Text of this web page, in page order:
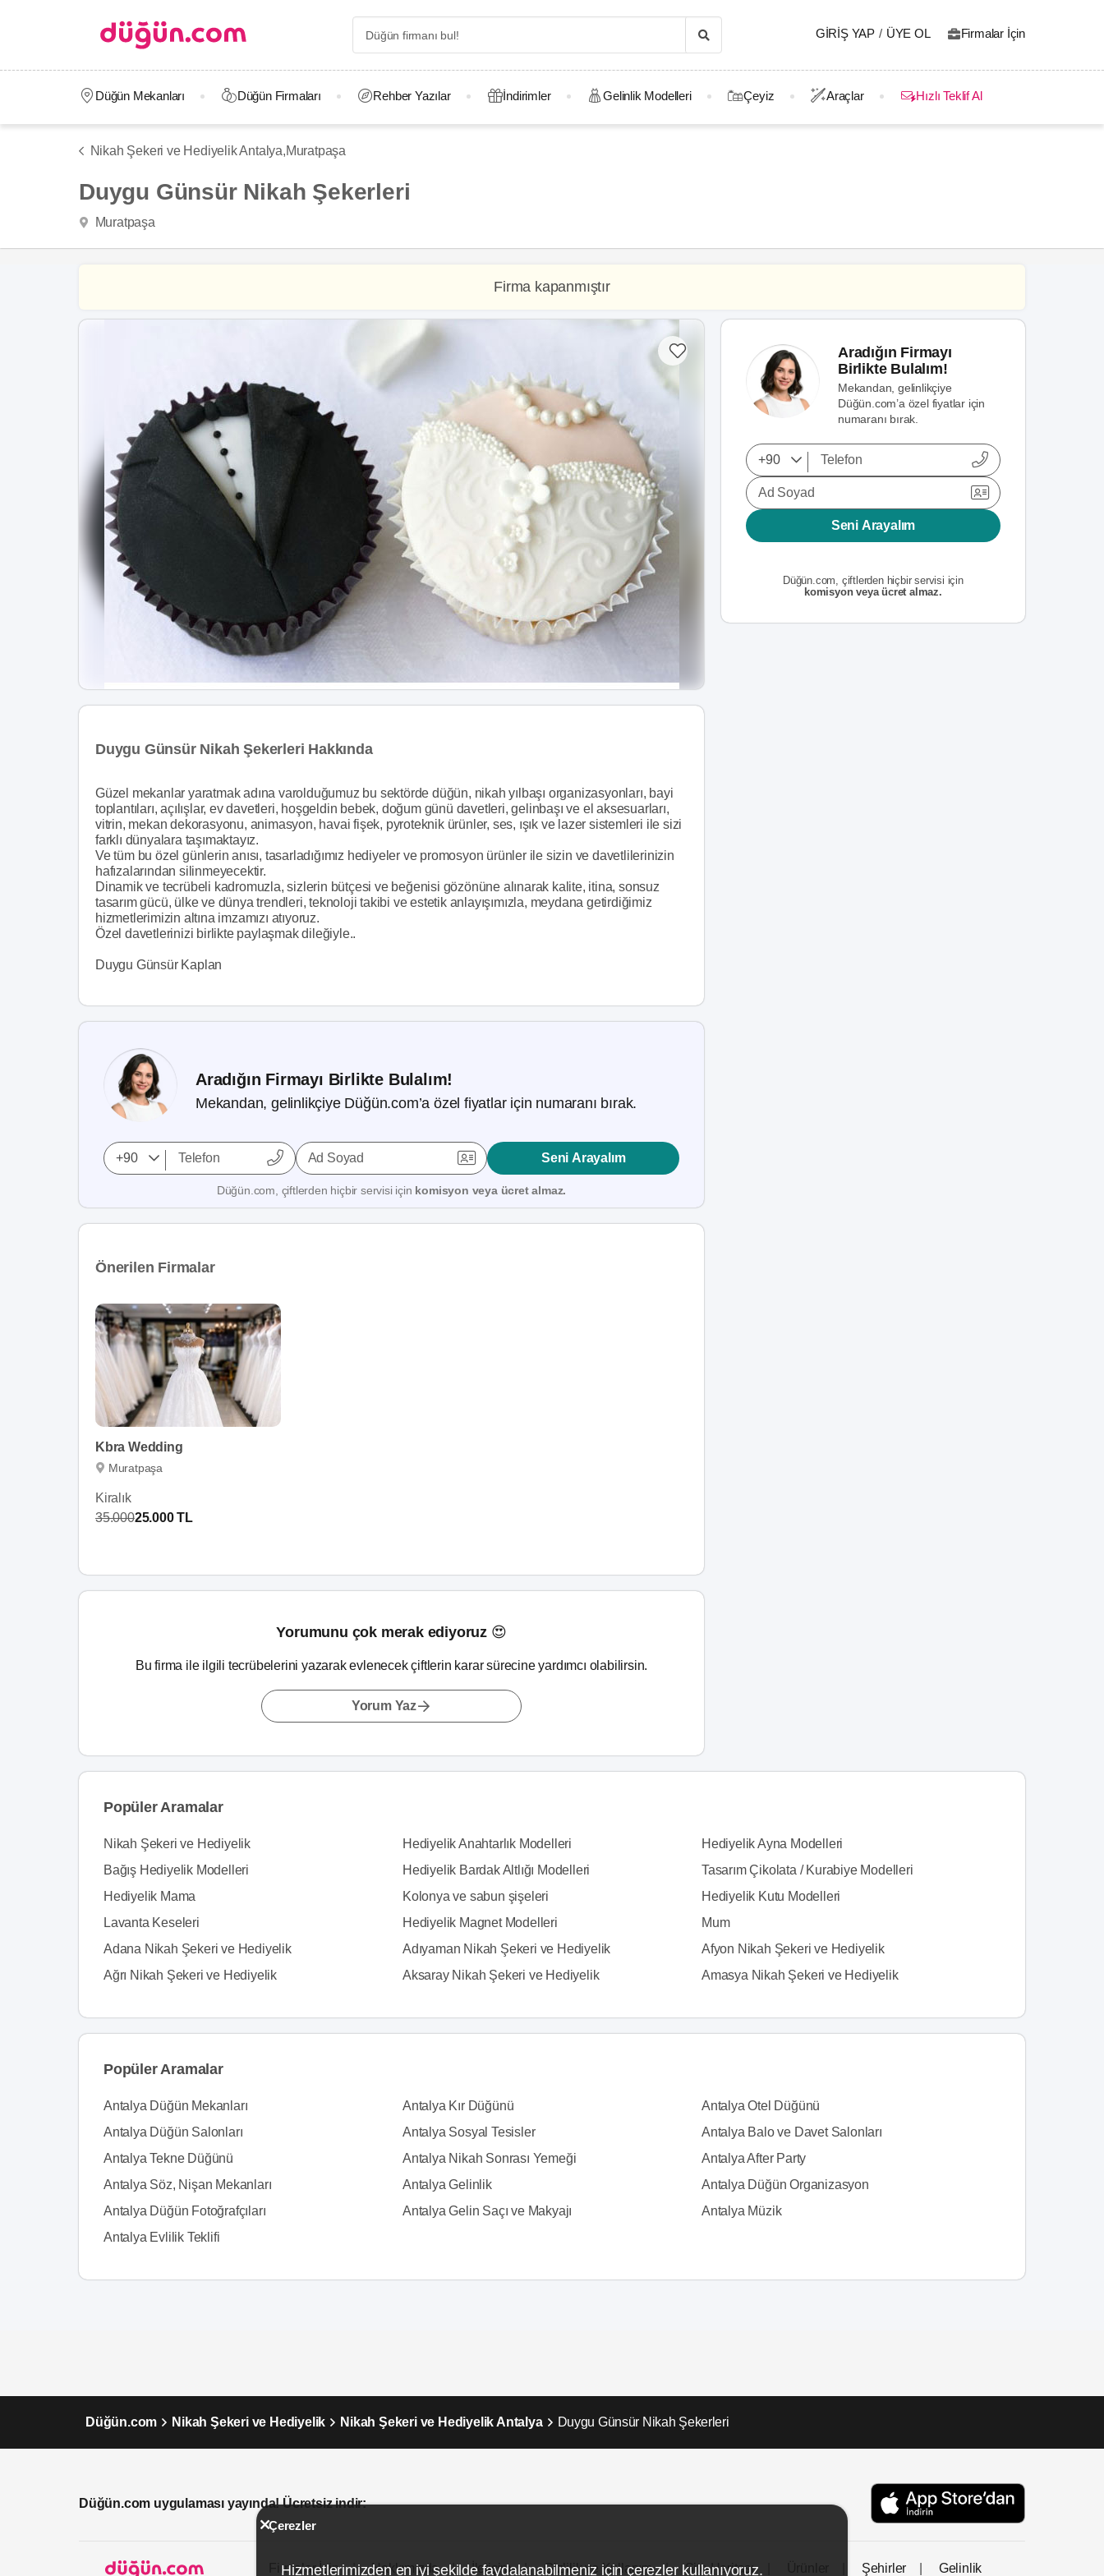
GIRIŞ YAP / ÜYE OL Firmalar İçin
Düğün Mekanları Düğün Firmaları Rehber Yazılar İndirimler Gelinlik Modelleri Çeyiz Araçlar Hızlı Teklif Al
Nikah Şekeri ve Hediyelik Antalya,Muratpaşa
Duygu Günsür Nikah Şekerleri
Muratpaşa
Firma kapanmıştır
Duygu Günsür Nikah Şekerleri Hakkında
Güzel mekanlar yaratmak adına varolduğumuz bu sektörde düğün, nikah yılbaşı organizasyonları, bayi
toplantıları, açılışlar, ev davetleri, hoşgeldin bebek, doğum günü davetleri, gelinbaşı ve el aksesuarları,
vitrin, mekan dekorasyonu, animasyon, havai fişek, pyroteknik ürünler, ses, ışık ve lazer sistemleri ile sizi
farklı dünyalara taşımaktayız.
Ve tüm bu özel günlerin anısı, tasarladığımız hediyeler ve promosyon ürünler ile sizin ve davetlilerinizin
hafızalarından silinmeyecektir.
Dinamik ve tecrübeli kadromuzla, sizlerin bütçesi ve beğenisi gözönüne alınarak kalite, itina, sonsuz
tasarım gücü, ülke ve dünya trendleri, teknoloji takibi ve estetik anlayışımızla, meydana getirdiğimiz
hizmetlerimizin altına imzamızı atıyoruz.
Özel davetlerinizi birlikte paylaşmak dileğiyle..
Duygu Günsür Kaplan
Aradığın Firmayı Birlikte Bulalım!
Mekandan, gelinlikçiye Düğün.com’a özel fiyatlar için numaranı bırak.
Ad Soyad Seni Arayalım
Düğün.com, çiftlerden hiçbir servisi için komisyon veya ücret almaz.
Önerilen Firmalar
Kbra Wedding
Muratpaşa
Kiralık
35.00025.000 TL
Yorumunu çok merak ediyoruz 😍
Bu firma ile ilgili tecrübelerini yazarak evlenecek çiftlerin karar sürecine yardımcı olabilirsin.
Yorum Yaz
Aradığın Firmayı
Birlikte Bulalım!
Mekandan, gelinlikçiye
Düğün.com’a özel fiyatlar için
numaranı bırak.
Ad Soyad
Seni Arayalım
Düğün.com, çiftlerden hiçbir servisi için
komisyon veya ücret almaz.
Popüler Aramalar
Nikah Şekeri ve Hediyelik Hediyelik Anahtarlık Modelleri
Hediyelik Ayna Modelleri
Bağış Hediyelik Modelleri
Hediyelik Bardak Altlığı Modelleri
Tasarım Çikolata / Kurabiye Modelleri
Hediyelik Mama
Kolonya ve sabun şişeleri
Hediyelik Kutu Modelleri
Lavanta Keseleri
Hediyelik Magnet Modelleri
Mum
Adana Nikah Şekeri ve Hediyelik
Adıyaman Nikah Şekeri ve Hediyelik
Afyon Nikah Şekeri ve Hediyelik
Ağrı Nikah Şekeri ve Hediyelik
Aksaray Nikah Şekeri ve Hediyelik Amasya Nikah Şekeri ve Hediyelik
Popüler Aramalar
Antalya Düğün Mekanları Antalya Kır Düğünü
Antalya Otel Düğünü
Antalya Düğün Salonları
Antalya Sosyal Tesisler
Antalya Balo ve Davet Salonları
Antalya Tekne Düğünü
Antalya Nikah Sonrası Yemeği
Antalya After Party
Antalya Söz, Nişan Mekanları
Antalya Gelinlik
Antalya Düğün Organizasyon
Antalya Düğün Fotoğrafçıları
Antalya Gelin Saçı ve Makyajı
Antalya Müzik
Antalya Evlilik Teklifi
Düğün.com Nikah Şekeri ve Hediyelik Nikah Şekeri ve Hediyelik Antalya Duygu Günsür Nikah Şekerleri
Düğün.com uygulaması yayında! Ücretsiz indir:
Firmalar İçin Hakkımızda İletişim Gizlilik ve Kullanım Site Haritası Şehirler Gelinlik
Çerezler
Hizmetlerimizden en iyi şekilde faydalanabilmeniz için çerezler kullanıyoruz.